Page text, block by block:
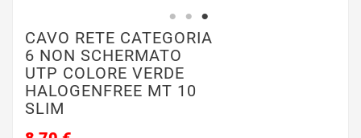
CAVO RETE CATEGORIA
6 NON SCHERMATO
UTP COLORE VERDE
HALOGENFREE MT 10
SLIM